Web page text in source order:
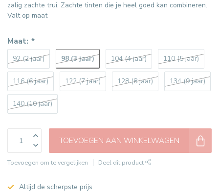
zalig zachte trui. Zachte tinten die je heel goed kan combineren.
Valt op maat
Maat: *
92 (2 jaar) 98 (3 jaar) 104 (4 jaar) 110 (5 jaar)
116 (6 jaar) 122 (7 jaar) 128 (8 jaar) 134 (9 jaar)
140 (10 jaar)
TOEVOEGEN AAN WINKELWAGEN
Toevoegen om te vergelijken Deel dit product
Altijd de scherpste prijs